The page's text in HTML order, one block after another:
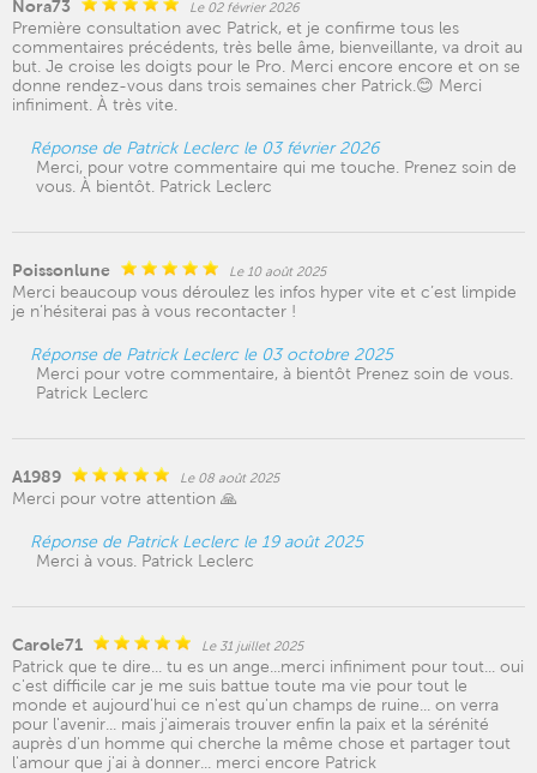
Nora73 Le 02 février 2026
Première consultation avec Patrick, et je confirme tous les
commentaires précédents, très belle âme, bienveillante, va droit au
but. Je croise les doigts pour le Pro. Merci encore encore et on se
donne rendez-vous dans trois semaines cher Patrick.😊 Merci
infiniment. À très vite.
Réponse de Patrick Leclerc le 03 février 2026
Merci, pour votre commentaire qui me touche. Prenez soin de
vous. À bientôt. Patrick Leclerc
Poissonlune Le 10 août 2025
Merci beaucoup vous déroulez les infos hyper vite et c’est limpide
je n’hésiterai pas à vous recontacter !
Réponse de Patrick Leclerc le 03 octobre 2025
Merci pour votre commentaire, à bientôt Prenez soin de vous.
Patrick Leclerc
A1989 Le 08 août 2025
Merci pour votre attention 🙏
Réponse de Patrick Leclerc le 19 août 2025
Merci à vous. Patrick Leclerc
Carole71 Le 31 juillet 2025
Patrick que te dire... tu es un ange...merci infiniment pour tout... oui
c'est difficile car je me suis battue toute ma vie pour tout le
monde et aujourd'hui ce n'est qu'un champs de ruine... on verra
pour l'avenir... mais j'aimerais trouver enfin la paix et la sérénité
auprès d'un homme qui cherche la même chose et partager tout
l'amour que j'ai à donner... merci encore Patrick